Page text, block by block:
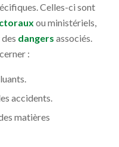
Celles-ci sont
ou ministériels,
dangers associés.
:
accidents.
matières